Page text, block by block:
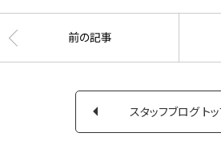
前の記事
スタッフブログ ト